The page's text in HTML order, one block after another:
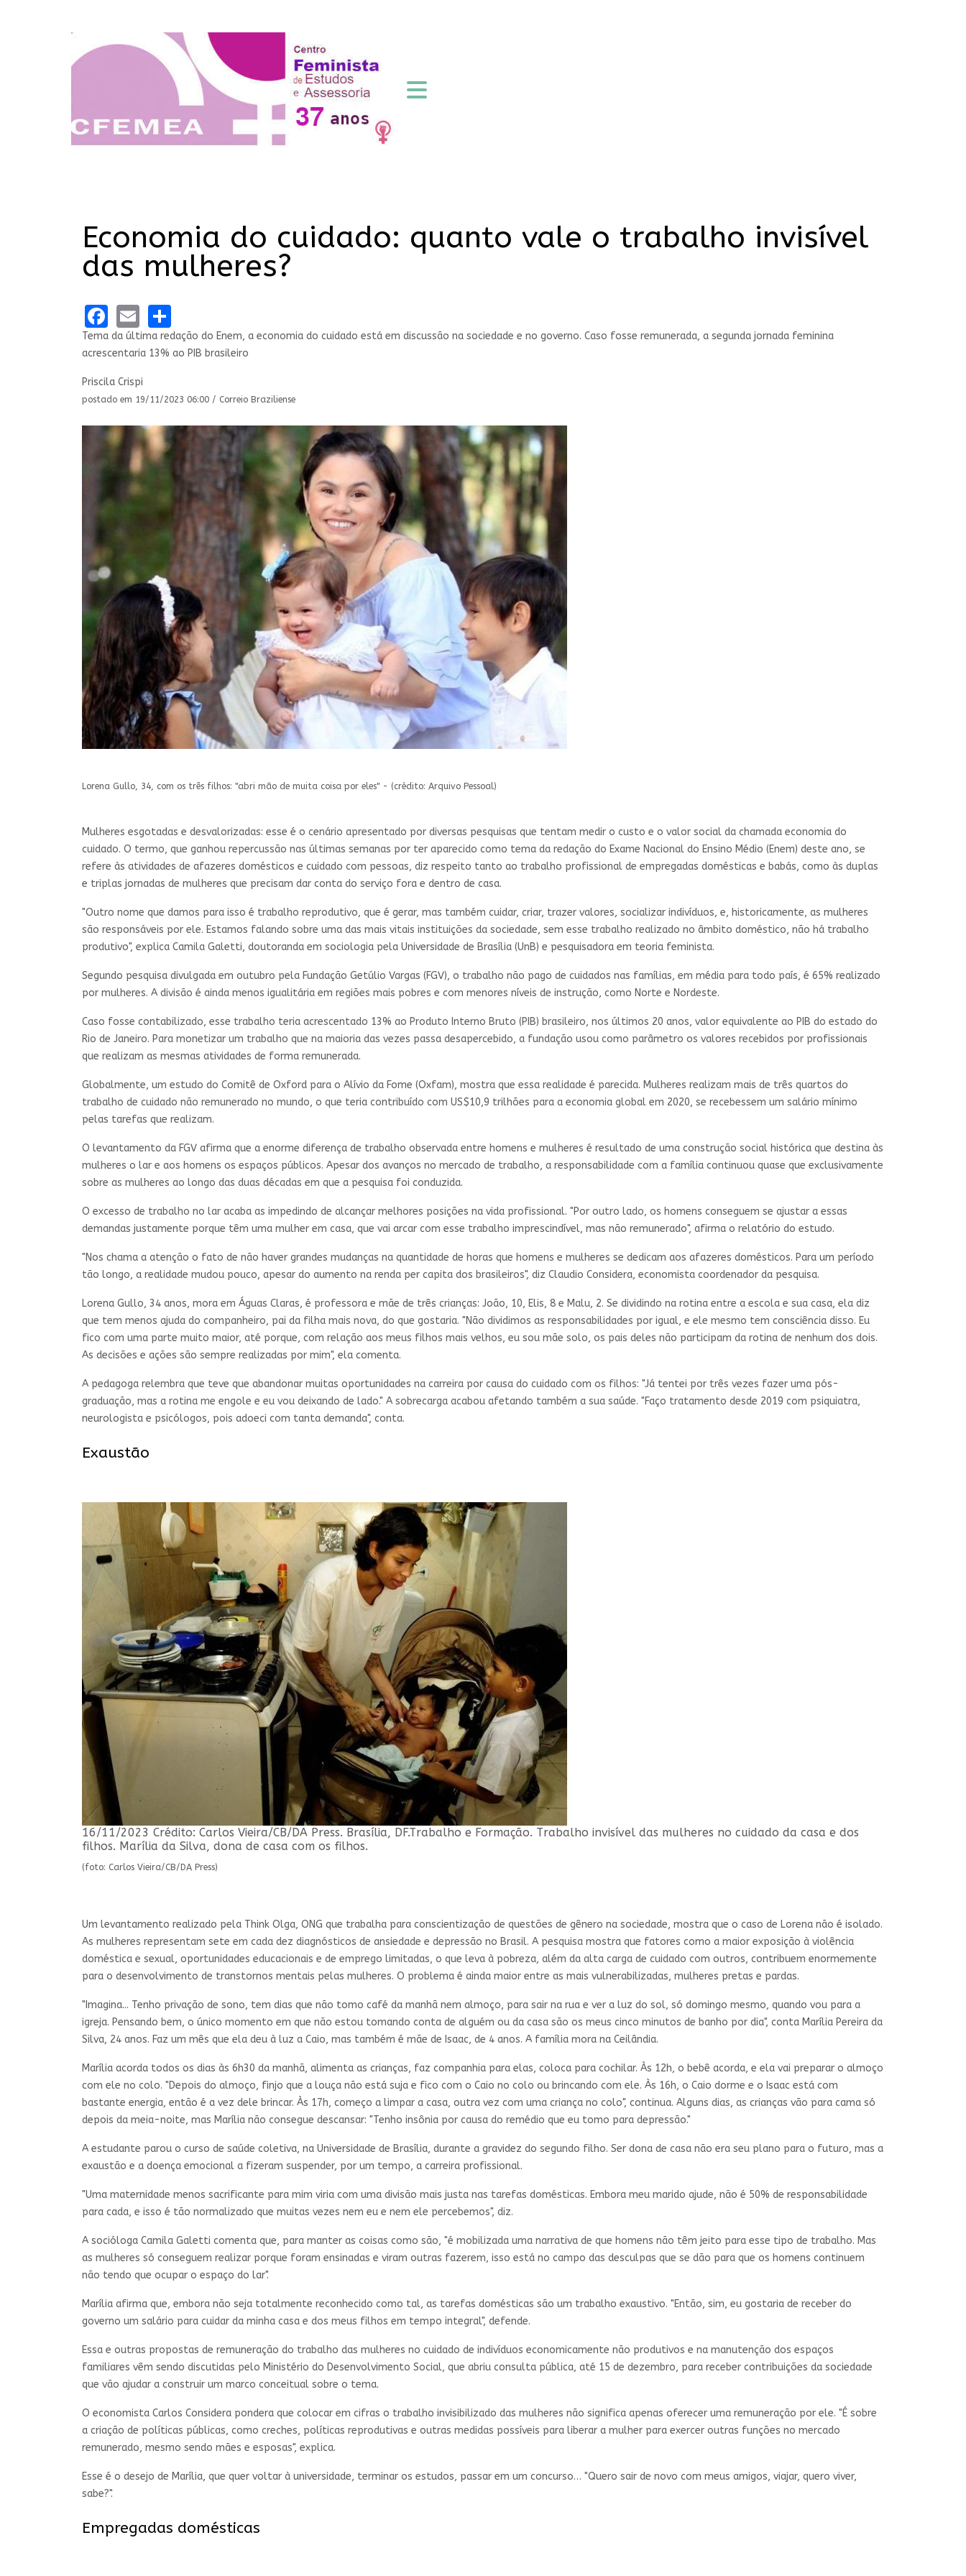
Economia do cuidado: quanto vale o trabalho invisível
das mulheres?
Facebook
Email
Tema da última redação do Enem, a economia do cuidado está em discussão na sociedade e no governo. Caso fosse remunerada, a segunda jornada feminina
acrescentaria 13% ao PIB brasileiro
Priscila Crispi
postado em 19/11/2023 06:00 / Correio Braziliense
Lorena Gullo, 34, com os três filhos: "abri mão de muita coisa por eles" - (crédito: Arquivo Pessoal)
Mulheres esgotadas e desvalorizadas: esse é o cenário apresentado por diversas pesquisas que tentam medir o custo e o valor social da chamada economia do
cuidado. O termo, que ganhou repercussão nas últimas semanas por ter aparecido como tema da redação do Exame Nacional do Ensino Médio (Enem) deste ano, se
refere às atividades de afazeres domésticos e cuidado com pessoas, diz respeito tanto ao trabalho profissional de empregadas domésticas e babás, como às duplas
e triplas jornadas de mulheres que precisam dar conta do serviço fora e dentro de casa.
"Outro nome que damos para isso é trabalho reprodutivo, que é gerar, mas também cuidar, criar, trazer valores, socializar indivíduos, e, historicamente, as mulheres
são responsáveis por ele. Estamos falando sobre uma das mais vitais instituições da sociedade, sem esse trabalho realizado no âmbito doméstico, não há trabalho
produtivo", explica Camila Galetti, doutoranda em sociologia pela Universidade de Brasília (UnB) e pesquisadora em teoria feminista.
Segundo pesquisa divulgada em outubro pela Fundação Getúlio Vargas (FGV), o trabalho não pago de cuidados nas famílias, em média para todo país, é 65% realizado
por mulheres. A divisão é ainda menos igualitária em regiões mais pobres e com menores níveis de instrução, como Norte e Nordeste.
Caso fosse contabilizado, esse trabalho teria acrescentado 13% ao Produto Interno Bruto (PIB) brasileiro, nos últimos 20 anos, valor equivalente ao PIB do estado do
Rio de Janeiro. Para monetizar um trabalho que na maioria das vezes passa desapercebido, a fundação usou como parâmetro os valores recebidos por profissionais
que realizam as mesmas atividades de forma remunerada.
Globalmente, um estudo do Comitê de Oxford para o Alívio da Fome (Oxfam), mostra que essa realidade é parecida. Mulheres realizam mais de três quartos do
trabalho de cuidado não remunerado no mundo, o que teria contribuído com US$10,9 trilhões para a economia global em 2020, se recebessem um salário mínimo
pelas tarefas que realizam.
O levantamento da FGV afirma que a enorme diferença de trabalho observada entre homens e mulheres é resultado de uma construção social histórica que destina às
mulheres o lar e aos homens os espaços públicos. Apesar dos avanços no mercado de trabalho, a responsabilidade com a família continuou quase que exclusivamente
sobre as mulheres ao longo das duas décadas em que a pesquisa foi conduzida.
O excesso de trabalho no lar acaba as impedindo de alcançar melhores posições na vida profissional. "Por outro lado, os homens conseguem se ajustar a essas
demandas justamente porque têm uma mulher em casa, que vai arcar com esse trabalho imprescindível, mas não remunerado", afirma o relatório do estudo.
"Nos chama a atenção o fato de não haver grandes mudanças na quantidade de horas que homens e mulheres se dedicam aos afazeres domésticos. Para um período
tão longo, a realidade mudou pouco, apesar do aumento na renda per capita dos brasileiros", diz Claudio Considera, economista coordenador da pesquisa.
Lorena Gullo, 34 anos, mora em Águas Claras, é professora e mãe de três crianças: João, 10, Elis, 8 e Malu, 2. Se dividindo na rotina entre a escola e sua casa, ela diz
que tem menos ajuda do companheiro, pai da filha mais nova, do que gostaria. "Não dividimos as responsabilidades por igual, e ele mesmo tem consciência disso. Eu
fico com uma parte muito maior, até porque, com relação aos meus filhos mais velhos, eu sou mãe solo, os pais deles não participam da rotina de nenhum dos dois.
As decisões e ações são sempre realizadas por mim", ela comenta.
A pedagoga relembra que teve que abandonar muitas oportunidades na carreira por causa do cuidado com os filhos: "Já tentei por três vezes fazer uma pós-
graduação, mas a rotina me engole e eu vou deixando de lado." A sobrecarga acabou afetando também a sua saúde. "Faço tratamento desde 2019 com psiquiatra,
neurologista e psicólogos, pois adoeci com tanta demanda", conta.
Exaustão
16/11/2023 Crédito: Carlos Vieira/CB/DA Press. Brasília, DF.Trabalho e Formação. Trabalho invisível das mulheres no cuidado da casa e dos
filhos. Marília da Silva, dona de casa com os filhos.
(foto: Carlos Vieira/CB/DA Press)
Um levantamento realizado pela Think Olga, ONG que trabalha para conscientização de questões de gênero na sociedade, mostra que o caso de Lorena não é isolado.
As mulheres representam sete em cada dez diagnósticos de ansiedade e depressão no Brasil. A pesquisa mostra que fatores como a maior exposição à violência
doméstica e sexual, oportunidades educacionais e de emprego limitadas, o que leva à pobreza, além da alta carga de cuidado com outros, contribuem enormemente
para o desenvolvimento de transtornos mentais pelas mulheres. O problema é ainda maior entre as mais vulnerabilizadas, mulheres pretas e pardas.
"Imagina... Tenho privação de sono, tem dias que não tomo café da manhã nem almoço, para sair na rua e ver a luz do sol, só domingo mesmo, quando vou para a
igreja. Pensando bem, o único momento em que não estou tomando conta de alguém ou da casa são os meus cinco minutos de banho por dia", conta Marília Pereira da
Silva, 24 anos. Faz um mês que ela deu à luz a Caio, mas também é mãe de Isaac, de 4 anos. A família mora na Ceilândia.
Marília acorda todos os dias às 6h30 da manhã, alimenta as crianças, faz companhia para elas, coloca para cochilar. Às 12h, o bebê acorda, e ela vai preparar o almoço
com ele no colo. "Depois do almoço, finjo que a louça não está suja e fico com o Caio no colo ou brincando com ele. Às 16h, o Caio dorme e o Isaac está com
bastante energia, então é a vez dele brincar. Às 17h, começo a limpar a casa, outra vez com uma criança no colo", continua. Alguns dias, as crianças vão para cama só
depois da meia-noite, mas Marília não consegue descansar: "Tenho insônia por causa do remédio que eu tomo para depressão."
A estudante parou o curso de saúde coletiva, na Universidade de Brasília, durante a gravidez do segundo filho. Ser dona de casa não era seu plano para o futuro, mas a
exaustão e a doença emocional a fizeram suspender, por um tempo, a carreira profissional.
"Uma maternidade menos sacrificante para mim viria com uma divisão mais justa nas tarefas domésticas. Embora meu marido ajude, não é 50% de responsabilidade
para cada, e isso é tão normalizado que muitas vezes nem eu e nem ele percebemos", diz.
A socióloga Camila Galetti comenta que, para manter as coisas como são, "é mobilizada uma narrativa de que homens não têm jeito para esse tipo de trabalho. Mas
as mulheres só conseguem realizar porque foram ensinadas e viram outras fazerem, isso está no campo das desculpas que se dão para que os homens continuem
não tendo que ocupar o espaço do lar".
Marília afirma que, embora não seja totalmente reconhecido como tal, as tarefas domésticas são um trabalho exaustivo. "Então, sim, eu gostaria de receber do
governo um salário para cuidar da minha casa e dos meus filhos em tempo integral", defende.
Essa e outras propostas de remuneração do trabalho das mulheres no cuidado de indivíduos economicamente não produtivos e na manutenção dos espaços
familiares vêm sendo discutidas pelo Ministério do Desenvolvimento Social, que abriu consulta pública, até 15 de dezembro, para receber contribuições da sociedade
que vão ajudar a construir um marco conceitual sobre o tema.
O economista Carlos Considera pondera que colocar em cifras o trabalho invisibilizado das mulheres não significa apenas oferecer uma remuneração por ele. "É sobre
a criação de políticas públicas, como creches, políticas reprodutivas e outras medidas possíveis para liberar a mulher para exercer outras funções no mercado
remunerado, mesmo sendo mães e esposas", explica.
Esse é o desejo de Marília, que quer voltar à universidade, terminar os estudos, passar em um concurso… "Quero sair de novo com meus amigos, viajar, quero viver,
sabe?".
Empregadas domésticas